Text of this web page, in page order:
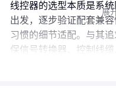
线控器的选型本质是系
出发，逐步验证配套兼
习惯的细节适配。与其
保信号转换器、控制线
展